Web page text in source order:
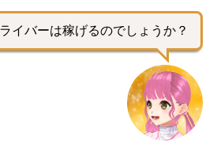
イバーは稼げるのでしょうか？